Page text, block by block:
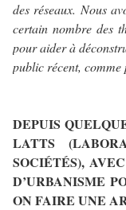
des réseaux. Nous
certain nombre des
pour aider à
public récent, comme
DEPUIS
LATTS
SOCIÉTÉS),
D’URBANISME
ON FAIRE UNE